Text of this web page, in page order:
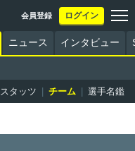
ニュース インタビュー
会員登録 ログイン
スタッツ チーム 選手名鑑